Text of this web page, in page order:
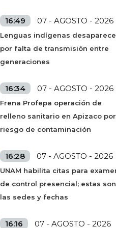
16:49 07 - AGOSTO - 2026
Lenguas indígenas
por falta de transmisión entre
generaciones
16:34 07 - AGOSTO - 2026
Frena Profepa operación de
relleno sanitario en Apizaco por
riesgo de contaminación
16:28 07 - AGOSTO - 2026
UNAM habilita citas para
de control presencial; estas son
las sedes y fechas
16:16 07 - AGOSTO - 2026